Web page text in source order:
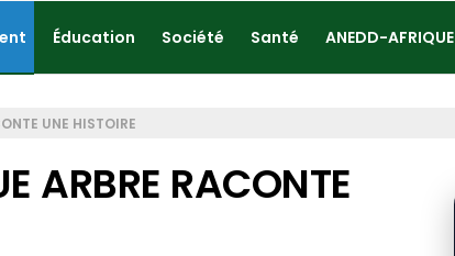
Éducation Société Santé ANEDD-AFRIQUE
UNE HISTOIRE
ARBRE RACONTE